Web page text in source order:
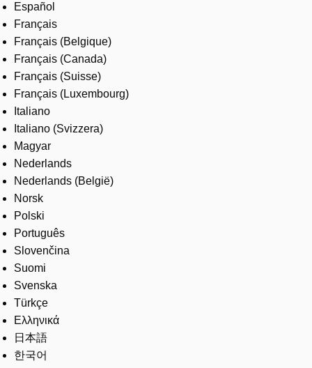
Español
Français
Français (Belgique)
Français (Canada)
Français (Suisse)
Français (Luxembourg)
Italiano
Italiano (Svizzera)
Magyar
Nederlands
Nederlands (België)
Norsk
Polski
Português
Slovenčina
Suomi
Svenska
Türkçe
Ελληνικά
日本語
한국어